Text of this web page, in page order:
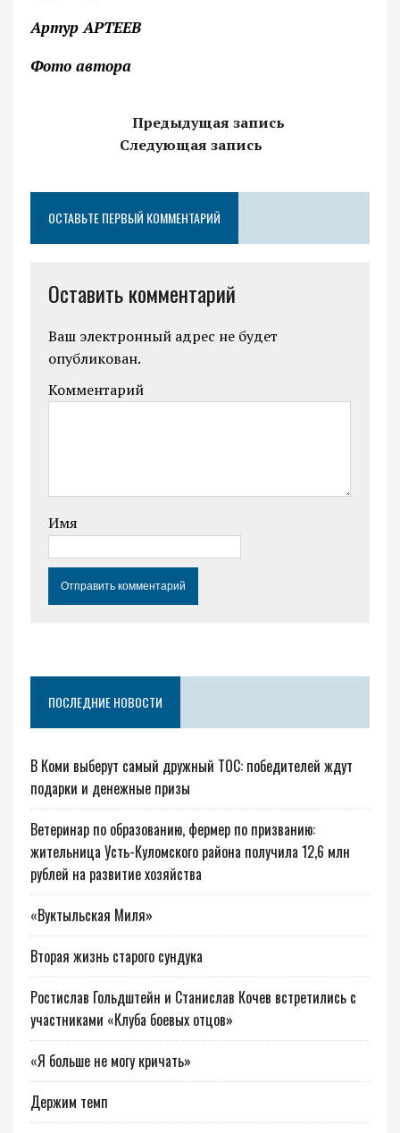
Артур АРТЕЕВ
Фото автора
Предыдущая запись
Следующая запись
ОСТАВЬТЕ ПЕРВЫЙ КОММЕНТАРИЙ
Оставить комментарий
Ваш электронный адрес не будет
опубликован.
Комментарий
Имя
ПОСЛЕДНИЕ НОВОСТИ
В Коми выберут самый дружный ТОС: победителей ждут
подарки и денежные призы
Ветеринар по образованию, фермер по призванию:
жительница Усть-Куломского района получила 12,6 млн
рублей на развитие хозяйства
«Вуктыльская Миля»
Вторая жизнь старого сундука
Ростислав Гольдштейн и Станислав Кочев встретились с
участниками «Клуба боевых отцов»
«Я больше не могу кричать»
Держим темп